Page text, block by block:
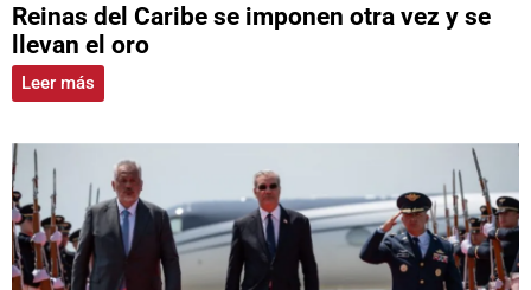
Reinas del Caribe se imponen otra vez y se
llevan el oro
Leer más